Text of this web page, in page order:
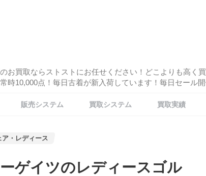
お買取ならストストにお任せください！どこよりも高く
時10,000点！毎日古着が新入荷しています！毎日セール
販売システム 買取システム 買取実績
ア・レディース
ゲイツのレディースゴル